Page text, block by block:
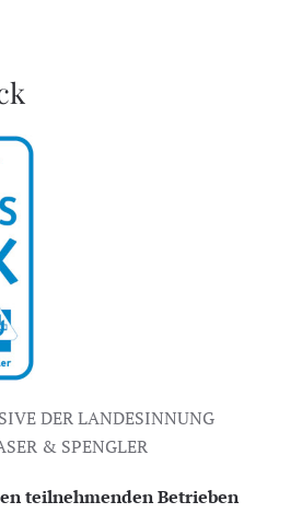
DER LANDESINNUNG
& SPENGLER
teilnehmenden Betrieben